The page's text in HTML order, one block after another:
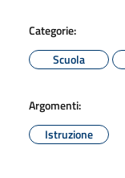
Categorie:
Scuola
Argomenti:
Istruzione